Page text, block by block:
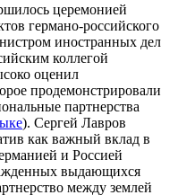
церемонией
германо-российского
иностранных дел
коллегой
оценил
продемонстрировали
партнерства
). Сергей Лавров
как важный вклад в
и Россией
выдающихся
между землей